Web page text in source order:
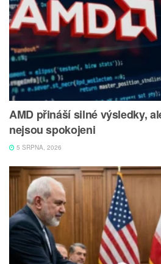
AMD přináší silné výsledky,
nejsou spokojeni
5 SRPNA, 2026